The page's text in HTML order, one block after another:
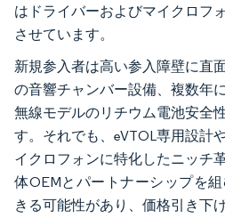
はドライバーおよびマイクロフ
させています。
新規参入者は高い参入障壁に直
の音響チャンバー設備、複数年
無線モデルのリチウム電池安全
す。それでも、eVTOL専用設計
イクロフォンに特化したニッチ
体OEMとパートナーシップを
きる可能性があり、価格引き下